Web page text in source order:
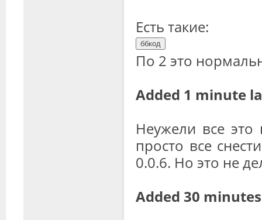
Есть такие:
По 2 это
Added 1 minute
Неужели все это
просто все
0.0.6. Но это не
Added 30